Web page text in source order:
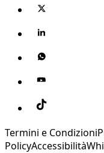
Termini e Condizioni
PolicyAccessibilità